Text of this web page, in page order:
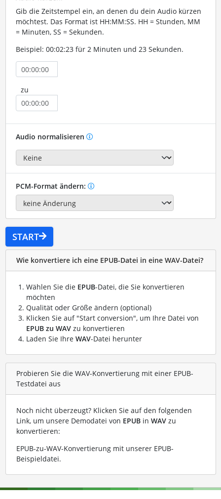
Gib die Zeitstempel ein, an denen du dein Audio kürzen
möchtest. Das Format ist HH:MM:SS. HH = Stunden, MM
= Minuten, SS = Sekunden.
Beispiel: 00:02:23 für 2 Minuten und 23 Sekunden.
zu
Audio normalisieren
PCM-Format ändern:
START
Wie konvertiere ich eine EPUB-Datei in eine WAV-Datei?
Wählen Sie die EPUB-Datei, die Sie konvertieren
möchten
Qualität oder Größe ändern (optional)
Klicken Sie auf "Start conversion", um Ihre Datei von
EPUB zu WAVzu konvertieren
Laden Sie Ihre WAV-Datei herunter
Probieren Sie die WAV-Konvertierung mit einer EPUB-
Testdatei aus
Noch nicht überzeugt? Klicken Sie auf den folgenden
Link, um unsere Demodatei von EPUBin WAVzu
konvertieren:
EPUB-zu-WAV-Konvertierung mit unserer EPUB-
Beispieldatei.